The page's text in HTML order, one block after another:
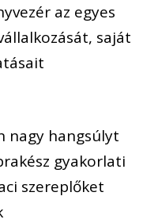
az egyes
saját
nagy hangsúlyt
gyakorlati
szereplőket